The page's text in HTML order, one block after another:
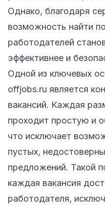
Однако, благодаря
возможность найти
работодателей
эффективнее и
Одной из ключевых
offjobs.ru является
вакансий. Каждая
проходит простую и
что исключает
пустых,
предложений. Такой
каждая вакансия
работодателя,